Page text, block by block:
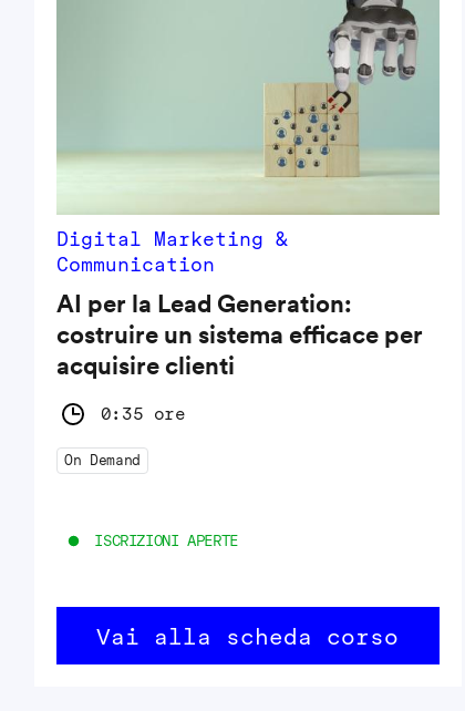
Digital Marketing &
Communication
AI per la Lead Generation:
costruire un sistema efficace per
acquisire clienti
0:35 ore
On Demand
ISCRIZIONI APERTE
Vai alla scheda corso